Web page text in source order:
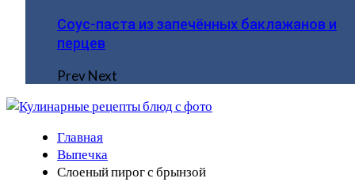
Соус-паста из запечённых баклажанов и
перцев
PrevNext
Главная
Выпечка
Слоеный пирог с брынзой